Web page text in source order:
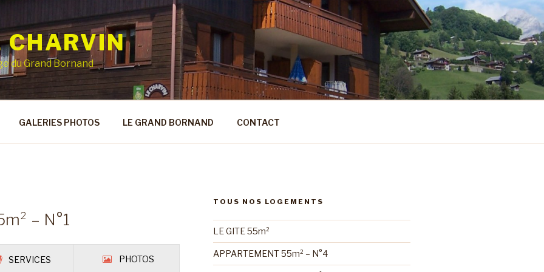
CHARVIN
du Grand Bornand
GALERIES PHOTOS LE GRAND BORNAND CONTACT
– N°1
SERVICES PHOTOS
TOUS NOS LOGEMENTS
LE GITE 55m²
APPARTEMENT 55m² – N°4